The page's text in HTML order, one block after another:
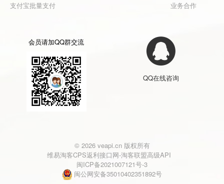
支付宝批量支付
业务合作
会员请加QQ群交流
QQ在线咨询
© 2026 veapi.cn 版权所有
维易淘客CPS返利接口网-淘客联盟高级API
闽ICP备2021007121号-3
闽公网安备35010402351892号